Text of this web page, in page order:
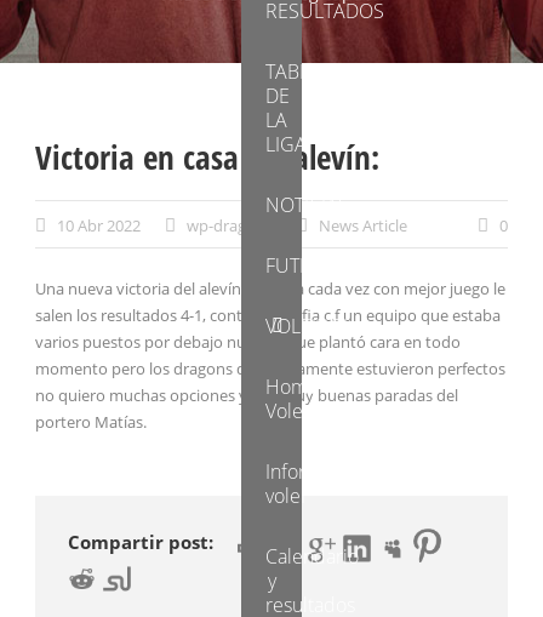
RESULTADOS
TABLA
DE
LA
LIGA
NOTICIAS
FUTBOL
VOLEIBOL
Home
Voleibol
Información
voleI
Calendario
y
resultados
Victoria en casa del alevín:
10 Abr 2022 wp-dragons News Article 0
Una nueva victoria del alevín cómoda cada vez con mejor juego le
salen los resultados 4-1, contra el LLefia c.f un equipo que estaba
varios puestos por debajo nuestro que plantó cara en todo
momento pero los dragons defensivamente estuvieron perfectos
no quiero muchas opciones y con muy buenas paradas del
portero Matías.
Compartir post: